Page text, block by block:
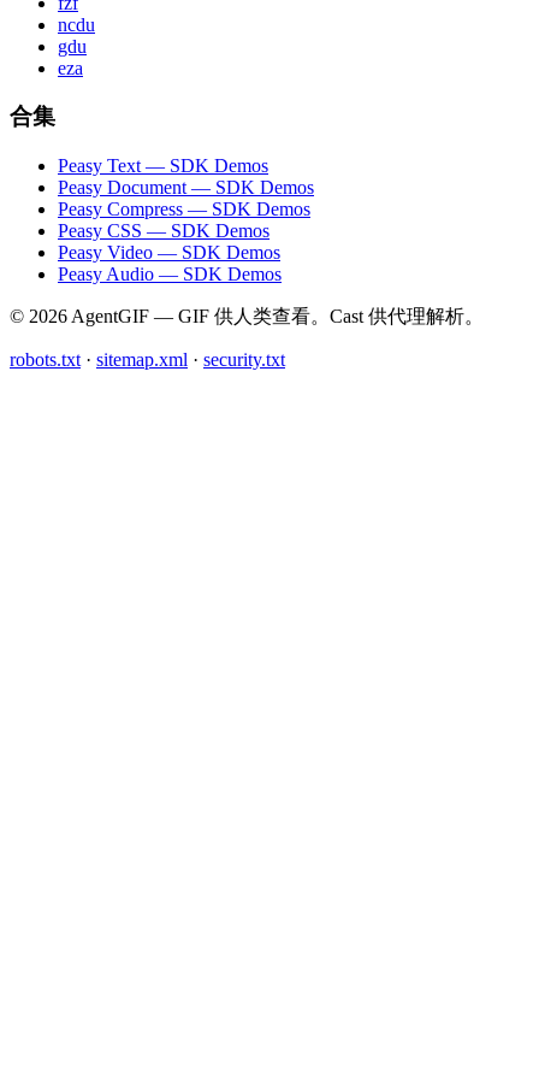
ncdu
gdu
eza
合集
Peasy Text — SDK Demos
Peasy Document — SDK Demos
Peasy Compress — SDK Demos
Peasy CSS — SDK Demos
Peasy Video — SDK Demos
Peasy Audio — SDK Demos
© 2026 AgentGIF — GIF 供人类查看。Cast 供代理解析。
robots.txt · sitemap.xml · security.txt